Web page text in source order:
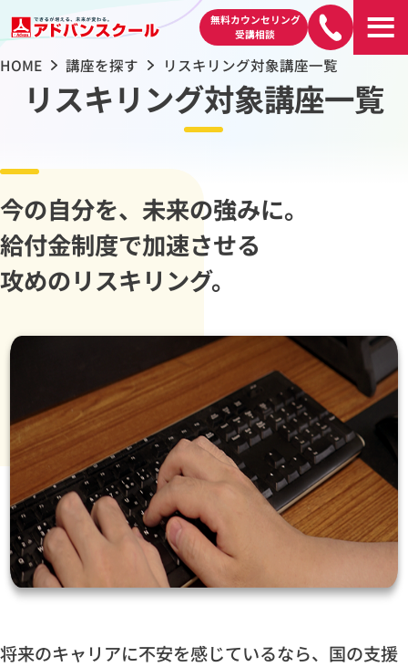
無料カウンセリング
受講相談
HOME 講座を探す リスキリング対象講座一覧
リスキリング対象講座一覧
今の自分を、未来の強みに。
給付金制度で加速させる
攻めのリスキリング。
将来のキャリアに不安を感じているなら、国の支援